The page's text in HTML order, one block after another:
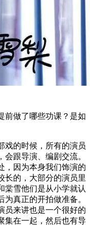
前做了哪些功课？是如
戏的时候，所有的演员
跟导演、编剧交流。
，因为本身我们饰演的
长的，大部分的演员里
棠雪他们是从小学就认
真正的开拍做准备。
员来讲也是一个很好的
集在一起，然后也有导